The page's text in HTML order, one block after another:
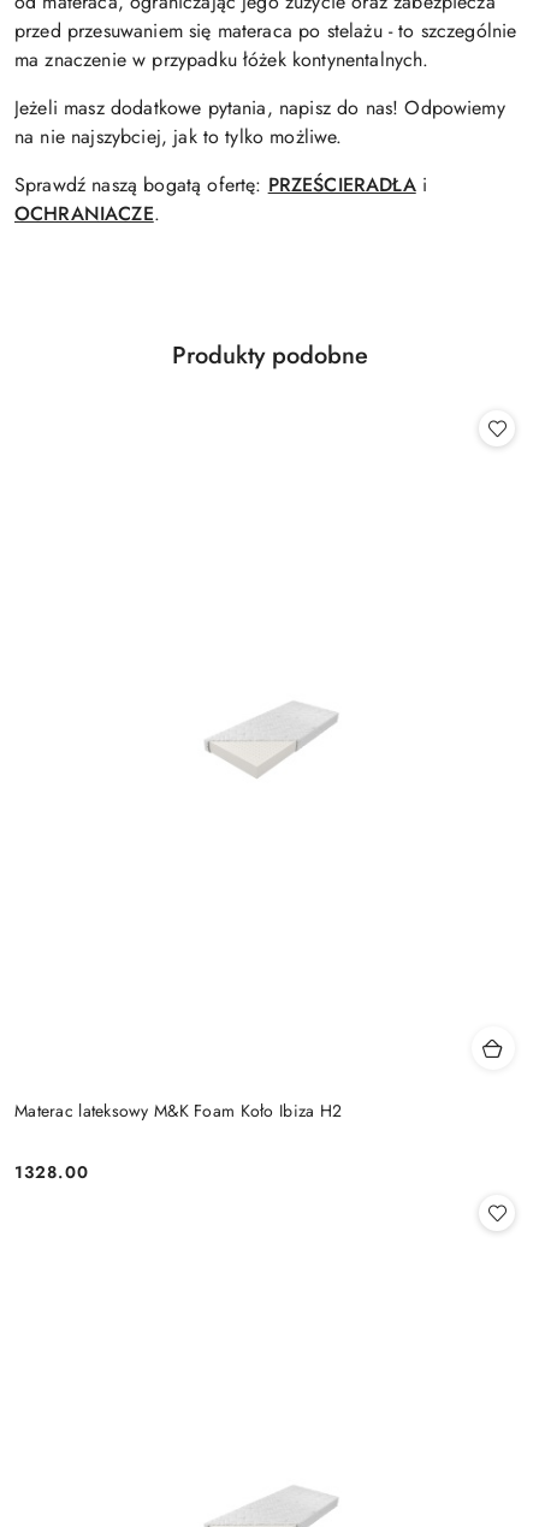
przed przesuwaniem się materaca po stelażu - to szczególnie
ma znaczenie w przypadku łóżek kontynentalnych.
Jeżeli masz dodatkowe pytania, napisz do nas! Odpowiemy
na nie najszybciej, jak to tylko możliwe.
Sprawdź naszą bogatą ofertę: PRZEŚCIERADŁAi
OCHRANIACZE.
Pomiń karuzelę produktów
Produkty
Produkty podobne
Materac lateksowy M&K Foam Koło Ibiza H2
Cena:
1328.00